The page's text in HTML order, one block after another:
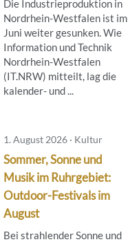
Die Industrieproduktion in
Nordrhein-Westfalen ist im
Juni weiter gesunken. Wie
Information und Technik
Nordrhein-Westfalen
(IT.NRW) mitteilt, lag die
kalender- und ...
1. August 2026 · Kultur
Sommer, Sonne und
Musik im Ruhrgebiet:
Outdoor-Festivals im
August
Bei strahlender Sonne und